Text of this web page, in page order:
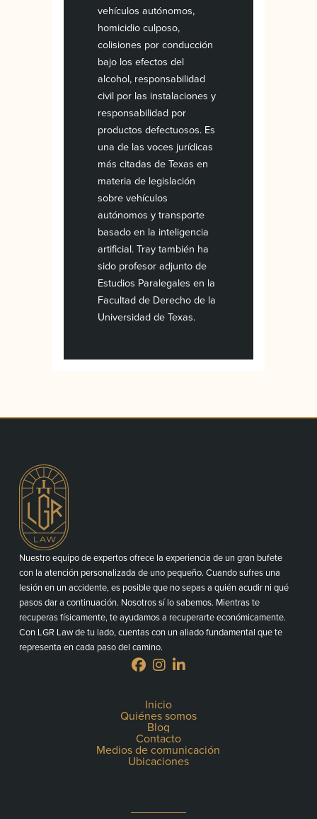
vehículos autónomos,
homicidio culposo,
colisiones por conducción
bajo los efectos del
alcohol, responsabilidad
civil por las instalaciones y
responsabilidad por
productos defectuosos. Es
una de las voces jurídicas
más citadas de Texas en
materia de legislación
sobre vehículos
autónomos y transporte
basado en la inteligencia
artificial. Tray también ha
sido profesor adjunto de
Estudios Paralegales en la
Facultad de Derecho de la
Universidad de Texas.
Nuestro equipo de expertos ofrece la experiencia de un gran bufete
con la atención personalizada de uno pequeño. Cuando sufres una
lesión en un accidente, es posible que no sepas a quién acudir ni qué
pasos dar a continuación. Nosotros sí lo sabemos. Mientras te
recuperas físicamente, te ayudamos a recuperarte económicamente.
Con LGR Law de tu lado, cuentas con un aliado fundamental que te
representa en cada paso del camino.
Inicio
Quiénes somos
Blog
Contacto
Medios de comunicación
Ubicaciones